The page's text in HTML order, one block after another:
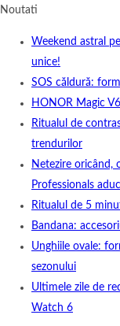
Noutati
Weekend astral
unice!
SOS căldură:
HONOR Magic
Ritualul de
trendurilor
Netezire oricând,
Professionals
Ritualul de 5
Bandana:
Unghiile ovale:
sezonului
Ultimele zile de
Watch 6